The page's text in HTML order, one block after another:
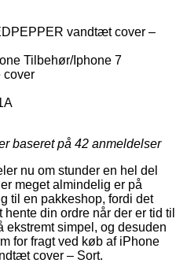
vandtæt cover –
Tilbehør/Iphone 7
cover
baseret på 42 anmeldelser
nu om stunder en hel del
meget almindelig er på
til en pakkeshop, fordi det
din ordre når der er tid til
ekstremt simpel, og desuden
for fragt ved køb af iPhone
cover – Sort.